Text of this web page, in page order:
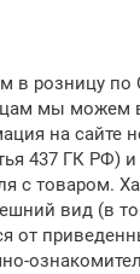
в розницу
мы можем
на сайте
437 ГК РФ)
с товаром.
вид (в
от